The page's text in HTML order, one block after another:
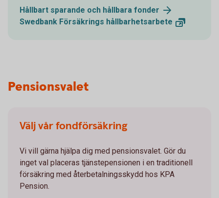
Hållbart sparande och hållbara fonder
Swedbank Försäkrings hållbarhetsarbete
Pensionsvalet
Välj vår fondförsäkring
Vi vill gärna hjälpa dig med pensionsvalet. Gör du
inget val placeras tjänstepensionen i en traditionell
försäkring med återbetalningsskydd hos KPA
Pension.